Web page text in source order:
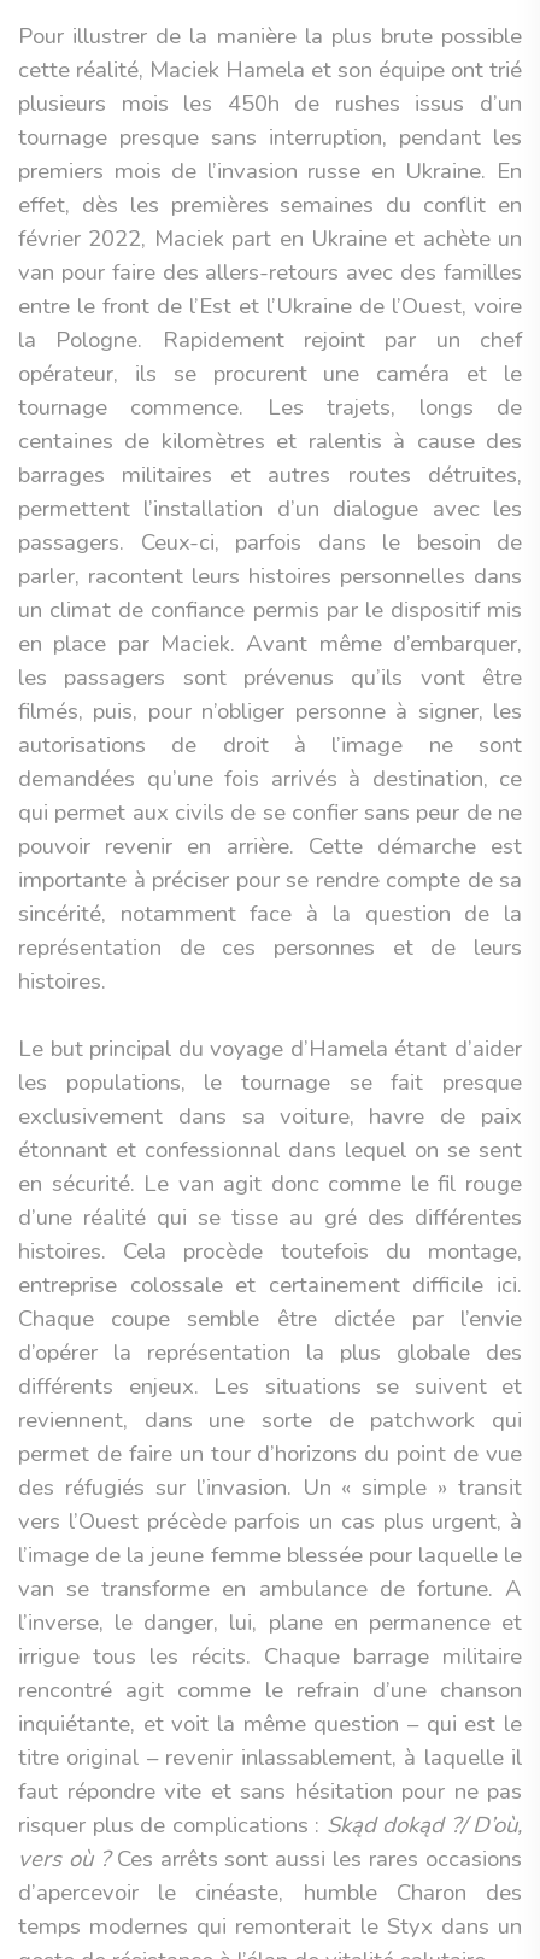
Pour illustrer de la manière la plus brute possible
cette réalité, Maciek Hamela et son équipe ont trié
plusieurs mois les 450h de rushes issus d’un
tournage presque sans interruption, pendant les
premiers mois de l’invasion russe en Ukraine. En
effet, dès les premières semaines du conflit en
février 2022, Maciek part en Ukraine et achète un
van pour faire des allers-retours avec des familles
entre le front de l’Est et l’Ukraine de l’Ouest, voire
la Pologne. Rapidement rejoint par un chef
opérateur, ils se procurent une caméra et le
tournage commence. Les trajets, longs de
centaines de kilomètres et ralentis à cause des
barrages militaires et autres routes détruites,
permettent l’installation d’un dialogue avec les
passagers. Ceux-ci, parfois dans le besoin de
parler, racontent leurs histoires personnelles dans
un climat de confiance permis par le dispositif mis
en place par Maciek. Avant même d’embarquer,
les passagers sont prévenus qu’ils vont être
filmés, puis, pour n’obliger personne à signer, les
autorisations de droit à l’image ne sont
demandées qu’une fois arrivés à destination, ce
qui permet aux civils de se confier sans peur de ne
pouvoir revenir en arrière. Cette démarche est
importante à préciser pour se rendre compte de sa
sincérité, notamment face à la question de la
représentation de ces personnes et de leurs
histoires.
Le but principal du voyage d’Hamela étant d’aider
les populations, le tournage se fait presque
exclusivement dans sa voiture, havre de paix
étonnant et confessionnal dans lequel on se sent
en sécurité. Le van agit donc comme le fil rouge
d’une réalité qui se tisse au gré des différentes
histoires. Cela procède toutefois du montage,
entreprise colossale et certainement difficile ici.
Chaque coupe semble être dictée par l’envie
d’opérer la représentation la plus globale des
différents enjeux. Les situations se suivent et
reviennent, dans une sorte de patchwork qui
permet de faire un tour d’horizons du point de vue
des réfugiés sur l’invasion. Un « simple » transit
vers l’Ouest précède parfois un cas plus urgent, à
l’image de la jeune femme blessée pour laquelle le
van se transforme en ambulance de fortune. A
l’inverse, le danger, lui, plane en permanence et
irrigue tous les récits. Chaque barrage militaire
rencontré agit comme le refrain d’une chanson
inquiétante, et voit la même question – qui est le
titre original – revenir inlassablement, à laquelle il
faut répondre vite et sans hésitation pour ne pas
risquer plus de complications : Skąd dokąd ?/ D’où,
vers où ?Ces arrêts sont aussi les rares occasions
d’apercevoir le cinéaste, humble Charon des
temps modernes qui remonterait le Styx dans un